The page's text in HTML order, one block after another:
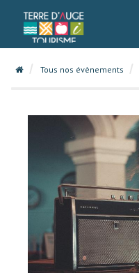
Tous nos évènements